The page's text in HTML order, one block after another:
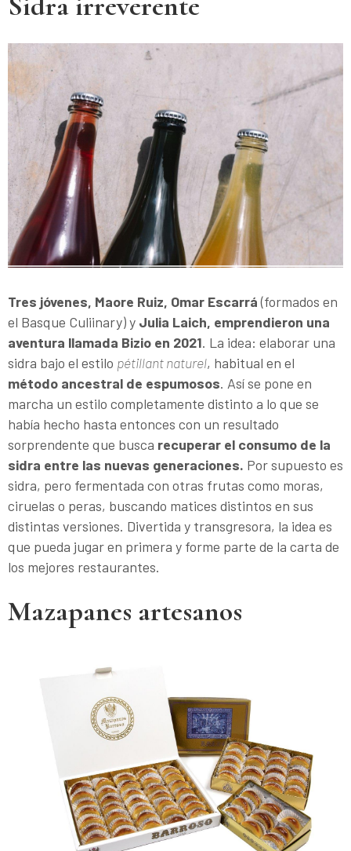
Tres jóvenes, Maore Ruiz, Omar Escarrá(formados en
el Basque Culiinary) y Julia Laich, emprendieron una
aventura llamada Bizio en 2021. La idea: elaborar una
sidra bajo el estilo pétillant naturel, habitual en el
método ancestral de espumosos. Así se pone en
marcha un estilo completamente distinto a lo que se
había hecho hasta entonces con un resultado
sorprendente que busca recuperar el consumo de la
sidra entre las nuevas generaciones. Por supuesto es
sidra, pero fermentada con otras frutas como moras,
ciruelas o peras, buscando matices distintos en sus
distintas versiones. Divertida y transgresora, la idea es
que pueda jugar en primera y forme parte de la carta de
los mejores restaurantes.
Mazapanes artesanos